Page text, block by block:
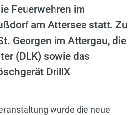
Feuerwehren im
am Attersee statt. Zu
Georgen im Attergau, die
(DLK) sowie das
DrillX
wurde die neue